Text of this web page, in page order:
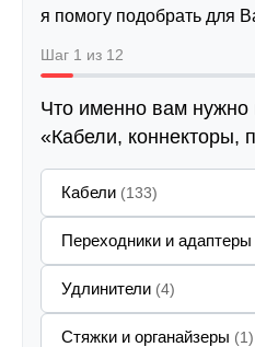
я помогу подобрать для
Шаг 1 из 12
Что именно вам нужно
«Кабели, коннекторы,
Кабели (133)
Переходники и адаптеры
Удлинители (4)
Стяжки и органайзеры (1)